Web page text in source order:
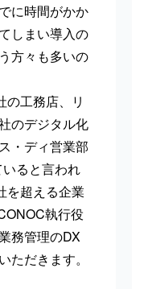
に時間がかか
しまい導入の
方々も多いの
の工務店、リ
のデジタル化
・ディ営業部
ると言われ
を超える企業
執行役
務管理のDX
ただきます。